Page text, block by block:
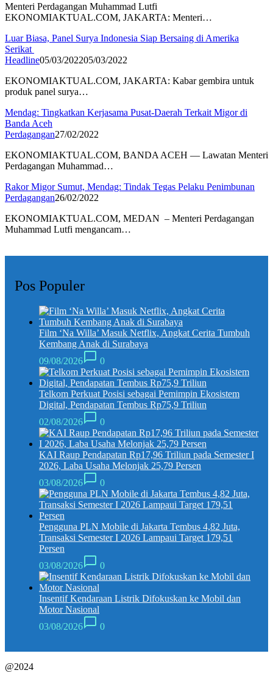
Menteri Perdagangan Muhammad Lutfi
EKONOMIAKTUAL.COM, JAKARTA: Menteri…
Luar Biasa, Panel Surya Indonesia Siap Bersaing di Amerika
Serikat
Headline05/03/202205/03/2022
EKONOMIAKTUAL.COM, JAKARTA: Kabar gembira untuk
produk panel surya…
Mendag: Tingkatkan Kerjasama Pusat-Daerah Terkait Migor di
Banda Aceh
Perdagangan27/02/2022
EKONOMIAKTUAL.COM, BANDA ACEH — Lawatan Menteri
Perdagangan Muhammad…
Rakor Migor Sumut, Mendag: Tindak Tegas Pelaku Penimbunan
Perdagangan26/02/2022
EKONOMIAKTUAL.COM, MEDAN – Menteri Perdagangan
Muhammad Lutfi mengancam…
Pos Populer
Film ‘Na Willa’ Masuk Netflix, Angkat Cerita Tumbuh
Kembang Anak di Surabaya
09/08/2026
0
Telkom Perkuat Posisi sebagai Pemimpin Ekosistem
Digital, Pendapatan Tembus Rp75,9 Triliun
02/08/2026
0
KAI Raup Pendapatan Rp17,96 Triliun pada Semester I
2026, Laba Usaha Melonjak 25,79 Persen
03/08/2026
0
Pengguna PLN Mobile di Jakarta Tembus 4,82 Juta,
Transaksi Semester I 2026 Lampaui Target 179,51
Persen
03/08/2026
0
Insentif Kendaraan Listrik Difokuskan ke Mobil dan
Motor Nasional
03/08/2026
0
@2024